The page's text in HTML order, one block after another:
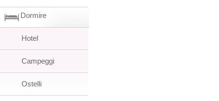
Dormire
Hotel
Campeggi
Ostelli